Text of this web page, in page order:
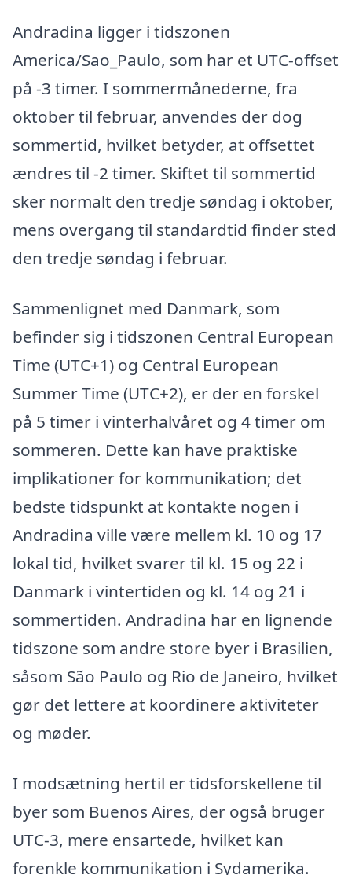
Andradina ligger i tidszonen
America/Sao_Paulo, som har et UTC-offset
på -3 timer. I sommermånederne, fra
oktober til februar, anvendes der dog
sommertid, hvilket betyder, at offsettet
ændres til -2 timer. Skiftet til sommertid
sker normalt den tredje søndag i oktober,
mens overgang til standardtid finder sted
den tredje søndag i februar.
Sammenlignet med Danmark, som
befinder sig i tidszonen Central European
Time (UTC+1) og Central European
Summer Time (UTC+2), er der en forskel
på 5 timer i vinterhalvåret og 4 timer om
sommeren. Dette kan have praktiske
implikationer for kommunikation; det
bedste tidspunkt at kontakte nogen i
Andradina ville være mellem kl. 10 og 17
lokal tid, hvilket svarer til kl. 15 og 22 i
Danmark i vintertiden og kl. 14 og 21 i
sommertiden. Andradina har en lignende
tidszone som andre store byer i Brasilien,
såsom São Paulo og Rio de Janeiro, hvilket
gør det lettere at koordinere aktiviteter
og møder.
I modsætning hertil er tidsforskellene til
byer som Buenos Aires, der også bruger
UTC-3, mere ensartede, hvilket kan
forenkle kommunikation i Sydamerika.